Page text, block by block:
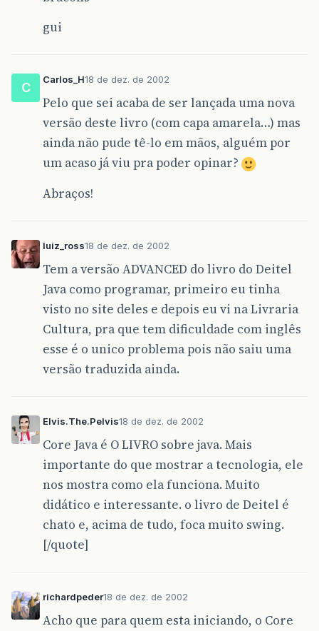
gui
C
Carlos_H18 de dez. de 2002
Pelo que sei acaba de ser lançada uma nova
versão deste livro (com capa amarela…) mas
ainda não pude tê-lo em mãos, alguém por
um acaso já viu pra poder opinar?
Abraços!
luiz_ross18 de dez. de 2002
Tem a versão ADVANCED do livro do Deitel
Java como programar, primeiro eu tinha
visto no site deles e depois eu vi na Livraria
Cultura, pra que tem dificuldade com inglês
esse é o unico problema pois não saiu uma
versão traduzida ainda.
Elvis.The.Pelvis18 de dez. de 2002
Core Java é O LIVRO sobre java. Mais
importante do que mostrar a tecnologia, ele
nos mostra como ela funciona. Muito
didático e interessante. o livro de Deitel é
chato e, acima de tudo, foca muito swing.
[/quote]
richardpeder18 de dez. de 2002
Acho que para quem esta iniciando, o Core